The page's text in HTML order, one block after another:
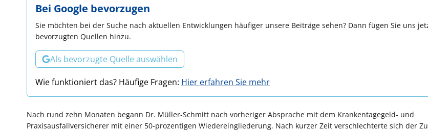
Bei Google bevorzugen
Sie möchten bei der Suche nach aktuellen Entwicklungen häufiger unsere Beiträge sehen? Dann fügen Sie uns
bevorzugten Quellen hinzu.
Als bevorzugte Quelle auswählen
Wie funktioniert das? Häufige Fragen: Hier erfahren Sie mehr
Nach rund zehn Monaten begann Dr. Müller-Schmitt nach vorheriger Absprache mit dem Krankentagegeld- und
Praxisausfallversicherer mit einer 50-prozentigen Wiedereingliederung. Nach kurzer Zeit verschlechterte sich der